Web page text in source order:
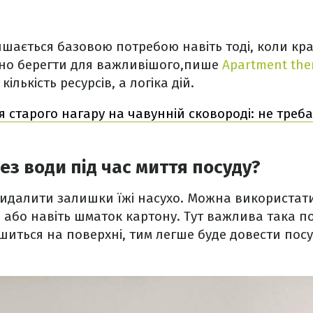
базовою потребою навіть тоді, коли
берегти для важливішого,пише Аpartment
ресурсів, а логіка дій.
старого нагару на чавунній сковороді: не
води під час миття посуду?
залишки їжі насухо. Можна
навіть шматок картону. Тут важлива така
на поверхні, тим легше буде довести